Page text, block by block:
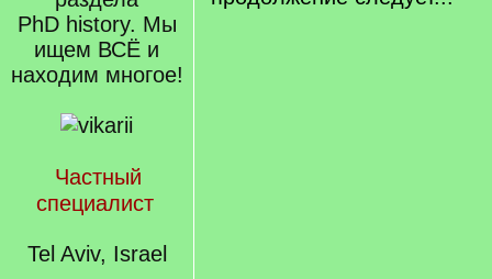
PhD history. Мы
ищем ВСЁ и
находим многое!
Частный
специалист
Tel Aviv, Israel